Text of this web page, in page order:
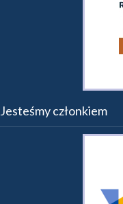
Jesteśmy członkiem